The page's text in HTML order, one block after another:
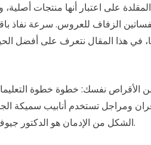
على اعتبار أنها منتجات
الزفاف للعروس. سرعة نفاذ
في هذا المقال نتعرف على أفضل
الأقراص نفسك: خطوة خطوة
ومراجل تستخدم أنابيب سميكة
الشكل من الإدمان هو الدكتور جيوف هاكيت رئيس الجمعية الطبية لطب الجنس بيخ.